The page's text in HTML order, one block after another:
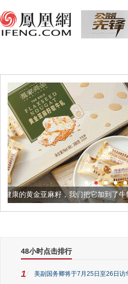
们把它加到了牛轧糖里 被
48小时点击排行
1 美副国务卿将于7月25日至26日访